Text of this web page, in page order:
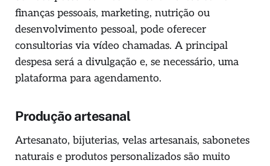
finanças pessoais, marketing, nutrição ou
desenvolvimento pessoal, pode oferecer
consultorias via vídeo chamadas. A principal
despesa será a divulgação e, se necessário, uma
plataforma para agendamento.
Produção artesanal
Artesanato, bijuterias, velas artesanais, sabonetes
naturais e produtos personalizados são muito